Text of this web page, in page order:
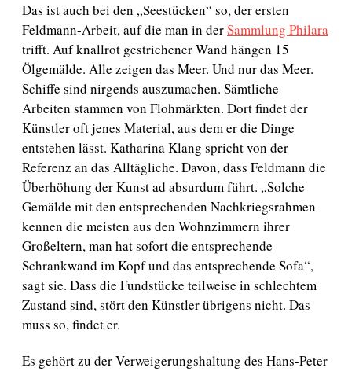
Das ist auch bei den „Seestücken“ so, der ersten
Feldmann-Arbeit, auf die man in derSammlung Philara
trifft. Auf knallrot gestrichener Wand hängen 15
Ölgemälde. Alle zeigen das Meer. Und nur das Meer.
Schiffe sind nirgends auszumachen. Sämtliche
Arbeiten stammen von Flohmärkten. Dort findet der
Künstler oft jenes Material, aus dem er die Dinge
entstehen lässt. Katharina Klang spricht von der
Referenz an das Alltägliche. Davon, dass Feldmann die
Überhöhung der Kunst ad absurdum führt. „Solche
Gemälde mit den entsprechenden Nachkriegsrahmen
kennen die meisten aus den Wohnzimmern ihrer
Großeltern, man hat sofort die entsprechende
Schrankwand im Kopf und das entsprechende Sofa“,
sagt sie. Dass die Fundstücke teilweise in schlechtem
Zustand sind, stört den Künstler übrigens nicht. Das
muss so, findet er.
Es gehört zu der Verweigerungshaltung des Hans-Peter